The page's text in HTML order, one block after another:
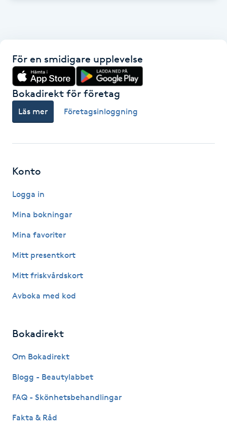
Reiki massage
Restorative Yoga
Rosacea
Rosenmetoden
Ryggmassage
Samtalsterapi
Singelfransar
Skalpmassage
Skinbooster
Sklerosering
För en smidigare upplevelse
Bokadirekt för företag
Läs mer Företagsinloggning
Konto
Logga in
Mina bokningar
Mina favoriter
Mitt presentkort
Mitt friskvårdskort
Avboka med kod
Bokadirekt
Om Bokadirekt
Blogg - Beautylabbet
FAQ - Skönhetsbehandlingar
Fakta & Råd